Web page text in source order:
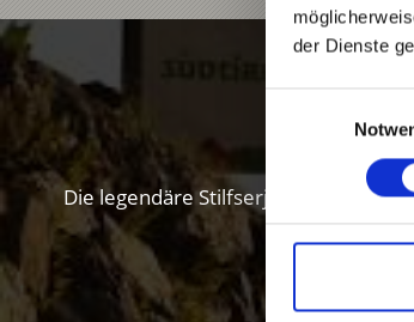
der Dienste
Die legendäre Stilfserjoch